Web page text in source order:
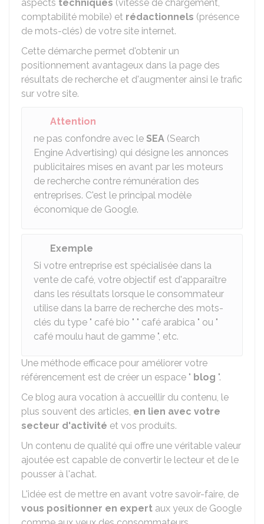
aspects techniques (vitesse de chargement,
comptabilité mobile) et rédactionnels (présence
de mots-clés) de votre site internet.
Cette démarche permet d'obtenir un
positionnement avantageux dans la page des
résultats de recherche et d'augmenter ainsi le trafic
sur votre site.
Attention
ne pas confondre avec le SEA (Search
Engine Advertising) qui désigne les annonces
publicitaires mises en avant par les moteurs
de recherche contre rémunération des
entreprises. C'est le principal modèle
économique de Google.
Exemple
Si votre entreprise est spécialisée dans la
vente de café, votre objectif est d'apparaître
dans les résultats lorsque le consommateur
utilise dans la barre de recherche des mots-
clés du type " café bio " " café arabica " ou "
café moulu haut de gamme ", etc.
Une méthode efficace pour améliorer votre
référencement est de créer un espace " blog ".
Ce blog aura vocation à accueillir du contenu, le
plus souvent des articles, en lien avec votre
secteur d'activité et vos produits.
Un contenu de qualité qui offre une véritable valeur
ajoutée est capable de convertir le lecteur et de le
pousser à l'achat.
L'idée est de mettre en avant votre savoir-faire, de
vous positionner en expert aux yeux de Google